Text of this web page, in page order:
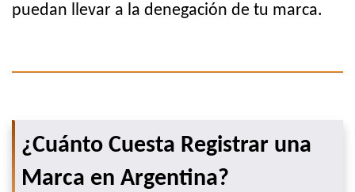
puedan llevar a la denegación de tu marca.
¿Cuánto Cuesta Registrar una
Marca en Argentina?